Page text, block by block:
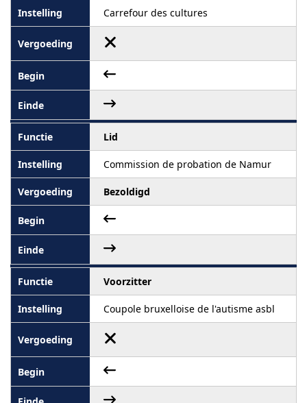
Carrefour des cultures
Lid
Commission de probation de Namur
Bezoldigd
Voorzitter
Coupole bruxelloise de l'autisme asbl